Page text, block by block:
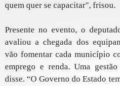
quem quer se capacitar", frisou.
Presente no evento, o
avaliou a chegada dos
vão fomentar cada município
emprego e renda. Uma
disse. “O Governo do Estado